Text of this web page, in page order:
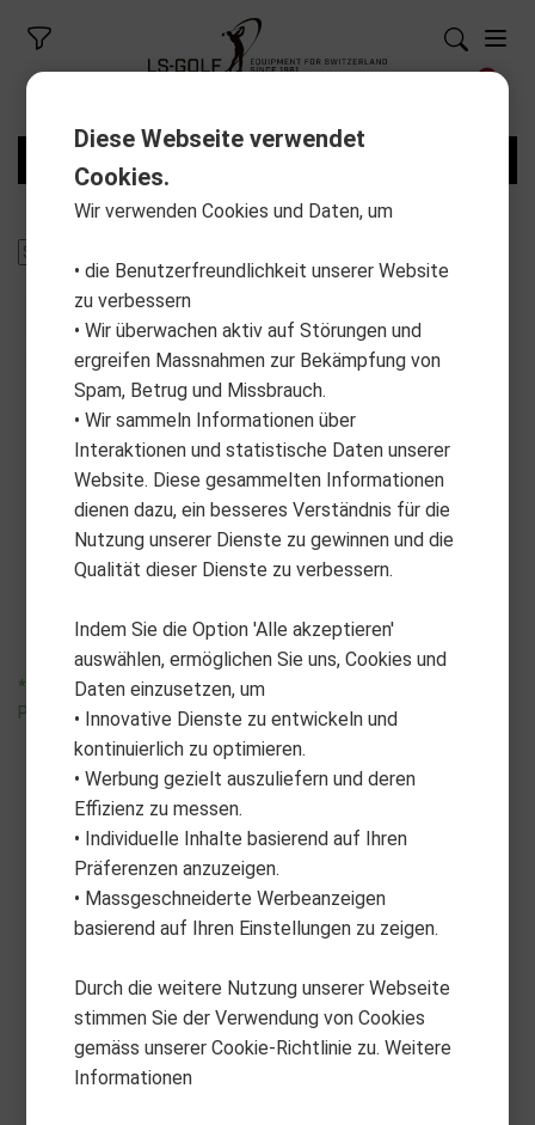
ALBATROSS
A5/A7 Battery 9ah
*unverbindliche
Preisempfehlung
ALBATROSS
A1/A3 Battery 10ah
Preisempfehlung
ALBATROSS
Diese Webseite verwendet
Cookies.
Wir verwenden Cookies und Daten, um
• die Benutzerfreundlichkeit unserer Website
zu verbessern
• Wir überwachen aktiv auf Störungen und
ergreifen Massnahmen zur Bekämpfung von
Spam, Betrug und Missbrauch.
• Wir sammeln Informationen über
Interaktionen und statistische Daten unserer
Website. Diese gesammelten Informationen
dienen dazu, ein besseres Verständnis für die
Nutzung unserer Dienste zu gewinnen und die
Qualität dieser Dienste zu verbessern.
Indem Sie die Option 'Alle akzeptieren'
auswählen, ermöglichen Sie uns, Cookies und
Daten einzusetzen, um
• Innovative Dienste zu entwickeln und
kontinuierlich zu optimieren.
• Werbung gezielt auszuliefern und deren
Effizienz zu messen.
• Individuelle Inhalte basierend auf Ihren
Präferenzen anzuzeigen.
• Massgeschneiderte Werbeanzeigen
basierend auf Ihren Einstellungen zu zeigen.
Durch die weitere Nutzung unserer Webseite
stimmen Sie der Verwendung von Cookies
gemäss unserer Cookie-Richtlinie zu. Weitere
Informationen